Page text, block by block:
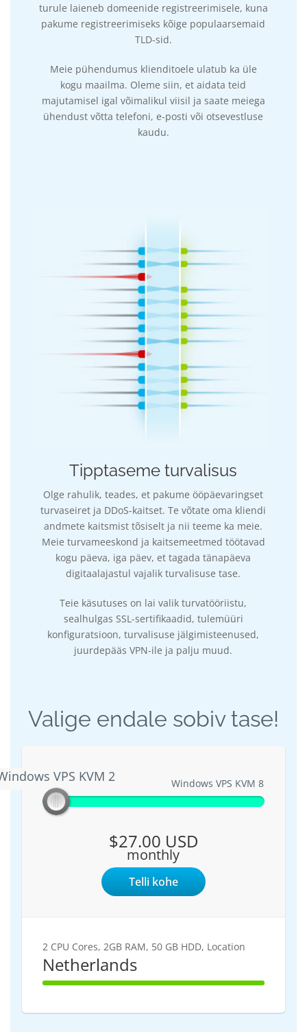
turule laieneb domeenide registreerimisele, kuna
pakume registreerimiseks kõige populaarsemaid
TLD-sid.
Meie pühendumus klienditoele ulatub ka üle
kogu maailma. Oleme siin, et aidata teid
majutamisel igal võimalikul viisil ja saate meiega
ühendust võtta telefoni, e-posti või otsevestluse
kaudu.
Tipptaseme turvalisus
Olge rahulik, teades, et pakume ööpäevaringset
turvaseiret ja DDoS-kaitset. Te võtate oma kliendi
andmete kaitsmist tõsiselt ja nii teeme ka meie.
Meie turvameeskond ja kaitsemeetmed töötavad
kogu päeva, iga päev, et tagada tänapäeva
digitaalajastul vajalik turvalisuse tase.
Teie käsutuses on lai valik turvatööriistu,
sealhulgas SSL-sertifikaadid, tulemüüri
konfiguratsioon, turvalisuse jälgimisteenused,
juurdepääs VPN-ile ja palju muud.
Valige endale sobiv tase!
VPS KVM 2
Windows VPS KVM 2 Windows VPS KVM 8
$27.00 USD
monthly
Telli kohe
2 CPU Cores, 2GB RAM, 50 GB HDD, Location
Netherlands
100%